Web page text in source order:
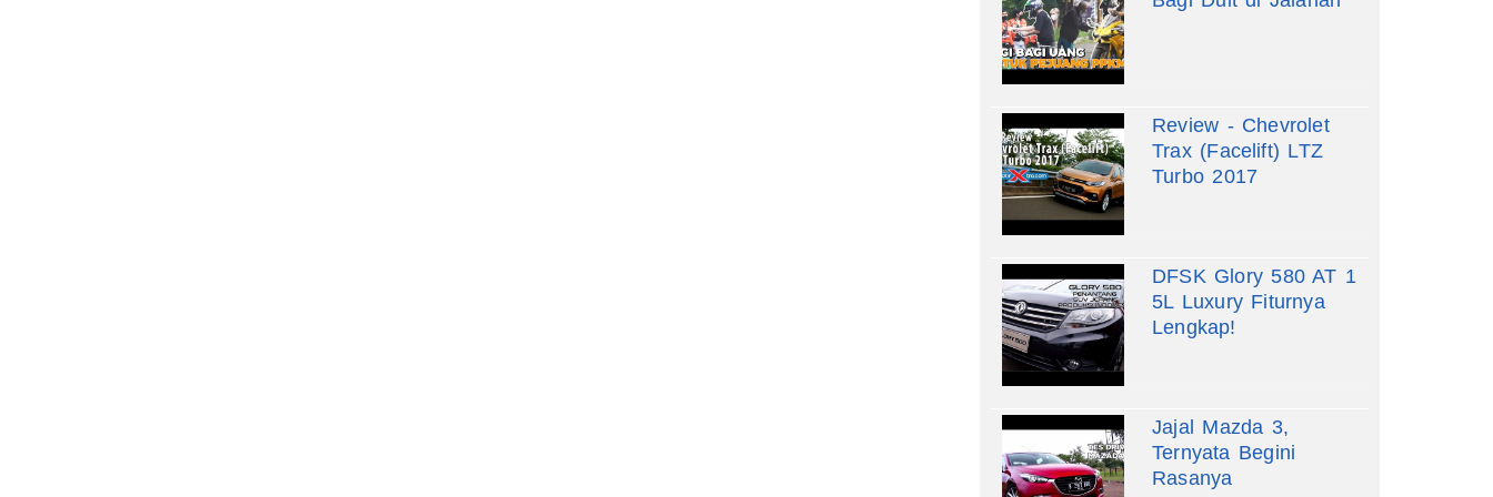
Review - Chevrolet
Trax (Facelift) LTZ
Turbo 2017
DFSK Glory 580 AT 1
5L Luxury Fiturnya
Lengkap!
Jajal Mazda 3,
Ternyata Begini
Rasanya